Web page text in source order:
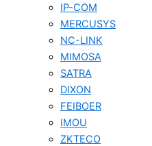
IP-COM
MERCUSYS
NC-LINK
MIMOSA
SATRA
DIXON
FEIBOER
IMOU
ZKTECO